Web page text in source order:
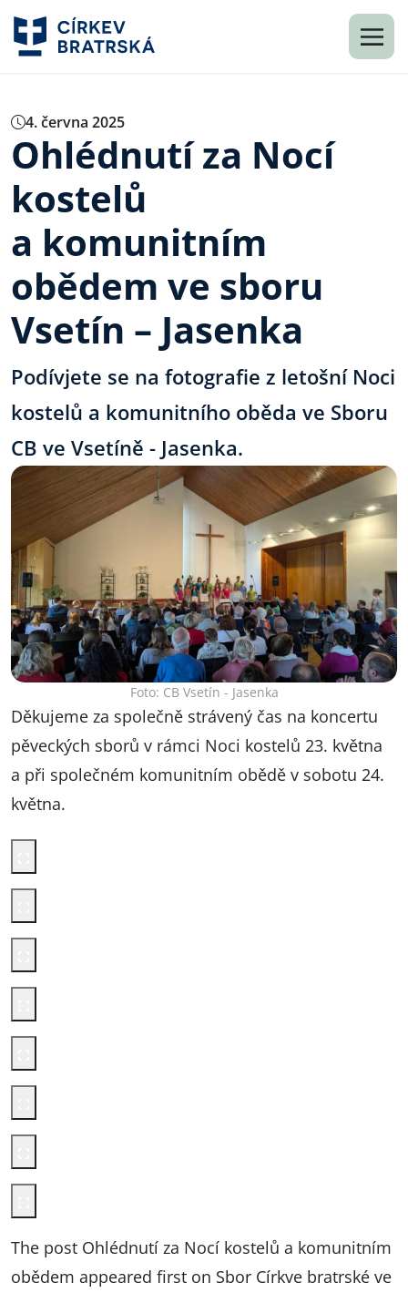
4. června 2025
Ohlédnutí za Nocí
kostelů
a komunitním
obědem ve sboru
Vsetín – Jasenka
Podívjete se na fotografie z letošní Noci
kostelů a komunitního oběda ve Sboru
CB ve Vsetíně - Jasenka.
Foto: CB Vsetín - Jasenka
Děkujeme za společně strávený čas na koncertu
pěveckých sborů v rámci Noci kostelů 23. května
a při společném komunitním obědě v sobotu 24.
května.
The post Ohlédnutí za Nocí kostelů a komunitním
obědem appeared first on Sbor Církve bratrské ve